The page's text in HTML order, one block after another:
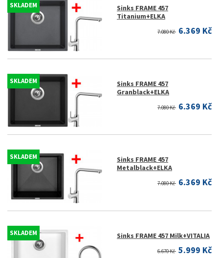
SKLADEM
Sinks FRAME 457
Titanium+ELKA
7.080 Kč 6.369 Kč
SKLADEM
Sinks FRAME 457
Granblack+ELKA
7.080 Kč 6.369 Kč
SKLADEM
Sinks FRAME 457
Metalblack+ELKA
7.080 Kč 6.369 Kč
SKLADEM Sinks FRAME 457 Milk+VITALIA
6.670 Kč 5.999 Kč